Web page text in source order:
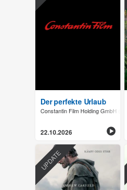
Der perfekte Urlaub
Constantin Film Holding GmbH (AT)
22.10.2026
UPDATE